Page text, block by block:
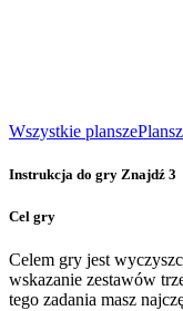
Wszystkie plansze
Instrukcja do gry Znajdź 3
Cel gry
Celem gry jest
wskazanie zestawów
tego zadania masz